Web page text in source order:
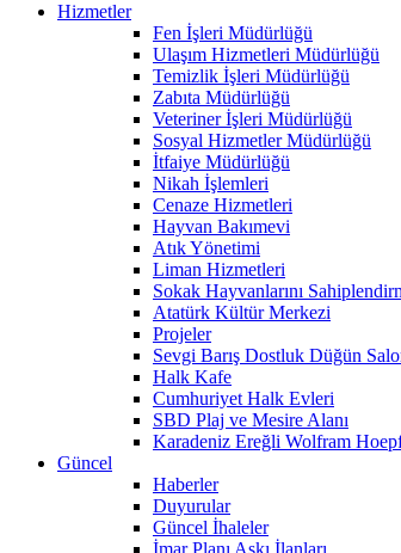
Hizmetler
Fen İşleri Müdürlüğü
Ulaşım Hizmetleri Müdürlüğü
Temizlik İşleri Müdürlüğü
Zabıta Müdürlüğü
Veteriner İşleri Müdürlüğü
Sosyal Hizmetler Müdürlüğü
İtfaiye Müdürlüğü
Nikah İşlemleri
Cenaze Hizmetleri
Hayvan Bakımevi
Atık Yönetimi
Liman Hizmetleri
Sokak Hayvanlarını
Atatürk Kültür Merkezi
Projeler
Sevgi Barış Dostluk Düğün
Halk Kafe
Cumhuriyet Halk Evleri
SBD Plaj ve Mesire Alanı
Karadeniz Ereğli Wolfram
Güncel
Haberler
Duyurular
Güncel İhaleler
İmar Planı Askı İlanları